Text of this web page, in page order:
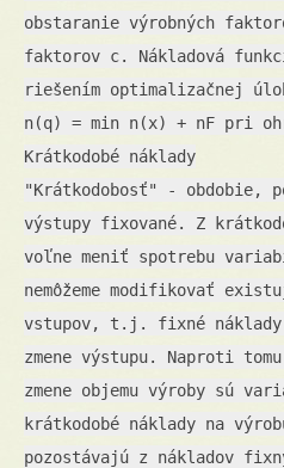
obstaranie výrobných
faktorov c. Nákladová
riešením optimalizačnej
n(q) = min n(x) + nF pri
Krátkodobé náklady
"Krátkodobosť" - obdobie,
výstupy fixované. Z
voľne meniť spotrebu
nemôžeme modifikovať
vstupov, t.j. fixné náklady
zmene výstupu. Naproti
zmene objemu výroby sú
krátkodobé náklady na
pozostávajú z nákladov